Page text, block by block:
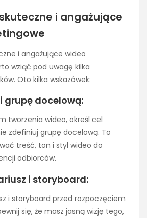
i angażujące
i angażujące wideo
wziąć pod uwagę kilka
Oto kilka wskazówek:
grupę docelową:
tworzenia wideo, określ cel
zdefiniuj grupę docelową. To
treść, ton i styl wideo do
odbiorców.
i storyboard:
i storyboard przed rozpoczęciem
się, że masz jasną wizję tego,